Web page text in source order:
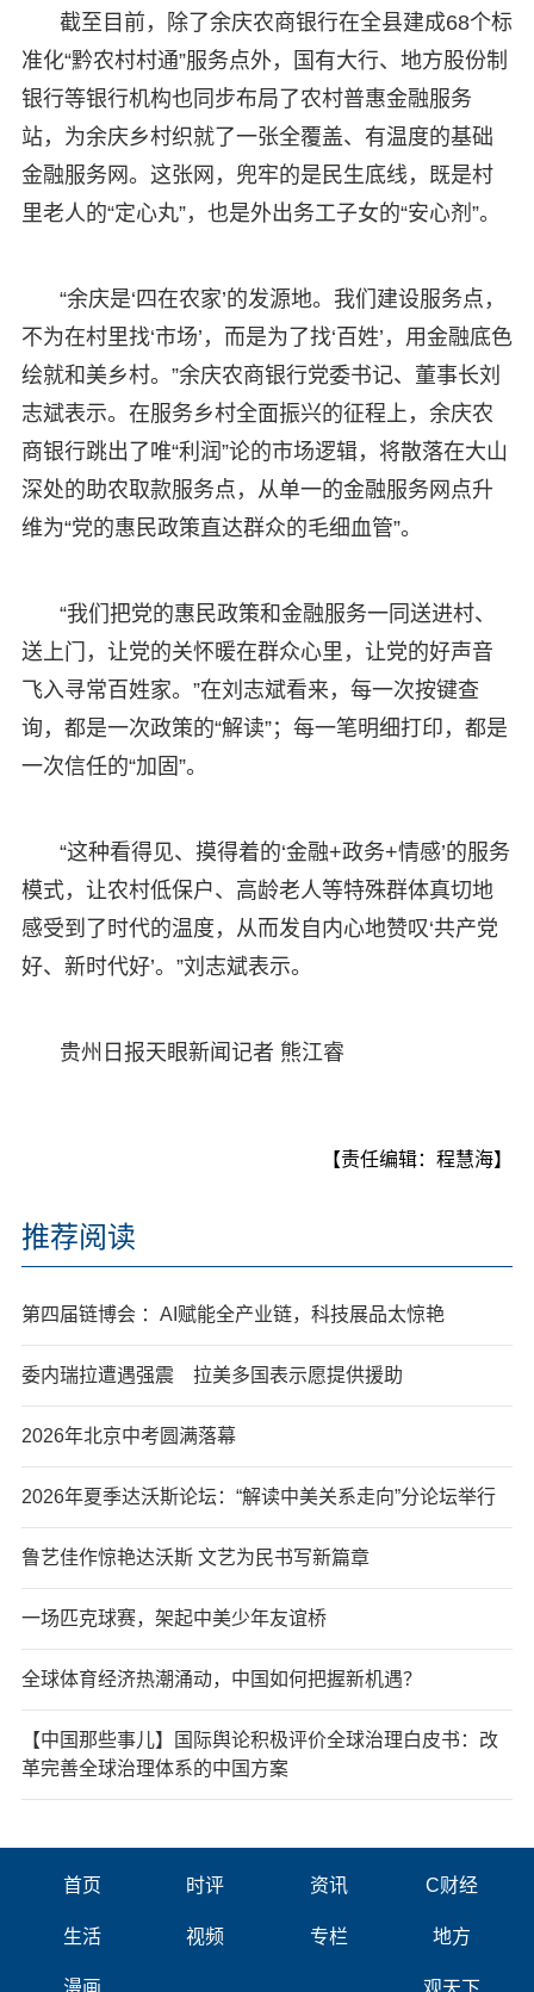
截至目前，除了余庆农商银行在全县建成68个标
准化“黔农村村通”服务点外，国有大行、地方股份制
银行等银行机构也同步布局了农村普惠金融服务
站，为余庆乡村织就了一张全覆盖、有温度的基础
金融服务网。这张网，兜牢的是民生底线，既是村
里老人的“定心丸”，也是外出务工子女的“安心剂”。
“余庆是‘四在农家’的发源地。我们建设服务点，
不为在村里找‘市场’，而是为了找‘百姓’，用金融底色
绘就和美乡村。”余庆农商银行党委书记、董事长刘
志斌表示。在服务乡村全面振兴的征程上，余庆农
商银行跳出了唯“利润”论的市场逻辑，将散落在大山
深处的助农取款服务点，从单一的金融服务网点升
维为“党的惠民政策直达群众的毛细血管”。
“我们把党的惠民政策和金融服务一同送进村、
送上门，让党的关怀暖在群众心里，让党的好声音
飞入寻常百姓家。”在刘志斌看来，每一次按键查
询，都是一次政策的“解读”；每一笔明细打印，都是
一次信任的“加固”。
“这种看得见、摸得着的‘金融+政务+情感’的服务
模式，让农村低保户、高龄老人等特殊群体真切地
感受到了时代的温度，从而发自内心地赞叹‘共产党
好、新时代好’。”刘志斌表示。
贵州日报天眼新闻记者 熊江睿
【责任编辑：程慧海】
推荐阅读
第四届链博会 ：AI赋能全产业链，科技展品太惊艳
委内瑞拉遭遇强震 拉美多国表示愿提供援助
2026年北京中考圆满落幕
2026年夏季达沃斯论坛：“解读中美关系走向”分论坛举行
鲁艺佳作惊艳达沃斯 文艺为民书写新篇章
一场匹克球赛，架起中美少年友谊桥
全球体育经济热潮涌动，中国如何把握新机遇？
【中国那些事儿】国际舆论积极评价全球治理白皮书：改
革完善全球治理体系的中国方案
首页 时评 资讯 C财经
生活 视频 专栏 地方